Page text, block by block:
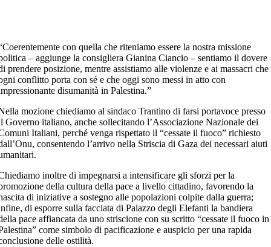
con quella che riteniamo essere la nostra missione
– aggiunge la consigliera Gianina Ciancio – sentiamo il dovere
prendere posizione, mentre assistiamo alle violenze e ai massacri che
conflitto porta con sé e che oggi sono messi in atto con
disumanità in Palestina.”
mozione chiediamo al sindaco Trantino di farsi portavoce presso
Governo italiano, anche sollecitando l’Associazione Nazionale dei
Italiani, perché venga rispettato il “cessate il fuoco” richiesto
consentendo l’arrivo nella Striscia di Gaza dei necessari aiuti
inoltre di impegnarsi a intensificare gli sforzi per la
della cultura della pace a livello cittadino, favorendo la
di iniziative a sostegno alle popolazioni colpite dalla guerra;
di esporre sulla facciata di Palazzo degli Elefanti la bandiera
pace affiancata da uno striscione con su scritto “cessate il fuoco in
come simbolo di pacificazione e auspicio per una rapida
delle ostilità.